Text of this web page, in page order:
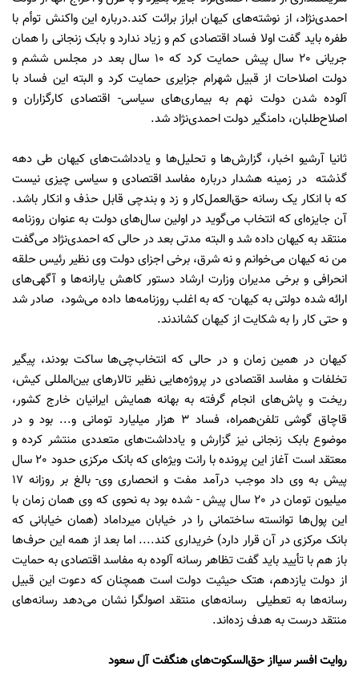
احمدی‌نژاد، از نوشته‌های کیهان ابراز برائت کند.درباره این واکنش توأم با
طفره باید گفت اولا فساد اقتصادی کم و زیاد ندارد و بابک زنجانی را همان
جریانی 20 سال پیش حمایت کرد که 10 سال بعد در مجلس ششم و
دولت اصلاحات از قبیل شهرام جزایری حمایت کرد و البته این فساد با
آلوده شدن دولت نهم به بیماری‌های سیاسی- اقتصادی کارگزاران و
اصلاح‌طلبان، دامنگیر دولت احمدی‌نژاد شد.
ثانیا آرشیو اخبار، گزارش‌ها و تحلیل‌ها و یادداشت‌های کیهان طی دهه
گذشته در زمینه هشدار درباره مفاسد اقتصادی و سیاسی چیزی نیست
که با انکار یک رسانه حق‌العمل‌کار و زد و بندچی قابل حذف و انکار باشد.
آن جایزه‌ای که انتخاب می‌گوید در اولین سال‌های دولت به عنوان روزنامه
منتقد به کیهان داده شد و البته مدتی بعد در حالی که احمدی‌نژاد می‌گفت
من نه کیهان می‌خوانم و نه شرق، برخی اجزای دولت وی نظیر رئیس حلقه
انحرافی و برخی مدیران وزارت ارشاد دستور کاهش یارانه‌ها و آگهی‌های
ارائه شده دولتی به کیهان- که به اغلب روزنامه‌ها داده می‌شود، صادر شد
و حتی کار را به شکایت از کیهان کشاندند.
کیهان در همین زمان و در حالی که انتخاب‌چی‌ها ساکت بودند، پیگیر
تخلفات و مفاسد اقتصادی در پروژه‌هایی نظیر تالارهای بین‌المللی کیش،
ریخت و پاش‌های انجام گرفته به بهانه همایش ایرانیان خارج کشور،
قاچاق گوشی تلفن‌همراه، فساد 3 هزار میلیارد تومانی و... بود و در
موضوع بابک زنجانی نیز گزارش و یادداشت‌های متعددی منتشر کرده و
معتقد است آغاز این پرونده با رانت ویژه‌ای که بانک مرکزی حدود 20 سال
پیش به وی داد موجب درآمد مفت و انحصاری وی- بالغ بر روزانه 17
میلیون تومان در 20 سال پیش - شده بود به نحوی که وی همان زمان با
این پول‌ها توانسته ساختمانی‌ را در خیابان میرداماد (همان خیابانی که
بانک مرکزی در آن قرار دارد) خریداری کند.... اما بعد از همه این حرف‌ها
باز هم با تأیید باید گفت تظاهر رسانه آلوده به مفاسد اقتصادی به حمایت
از دولت یازدهم، هتک حیثیت دولت است همچنان که دعوت این قبیل
رسانه‌ها به تعطیلی رسانه‌های منتقد اصولگرا نشان می‌دهد رسانه‌های
منتقد درست به هدف زده‌اند.
روایت افسر سیااز حق‌السکوت‌های هنگفت آل سعود